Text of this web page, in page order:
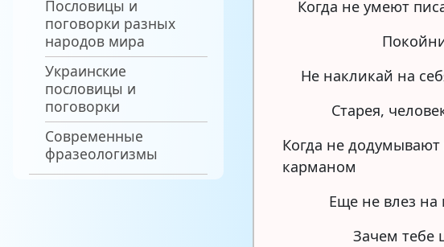
Пословицы и
поговорки разных
народов мира
Украинские
пословицы и
поговорки
Современные
фразеологизмы
Когда не умеют
Не накликай на
Старея,
Когда не
карманом
Еще не влез на
Зачем тебе